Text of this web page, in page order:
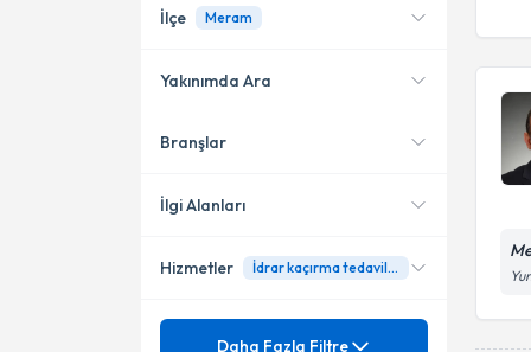
İlçe Meram
Meram
Selçuklu
Yakınımda Ara
Konumuma yakın uzmanları
Branşlar
Üroloji
Androloji
İlgi Alanları
Aşırı Aktif Mesane
Hizmetler İdrar kaçırma tedavileri
Mezuniyet
Daha Fazla Filtre